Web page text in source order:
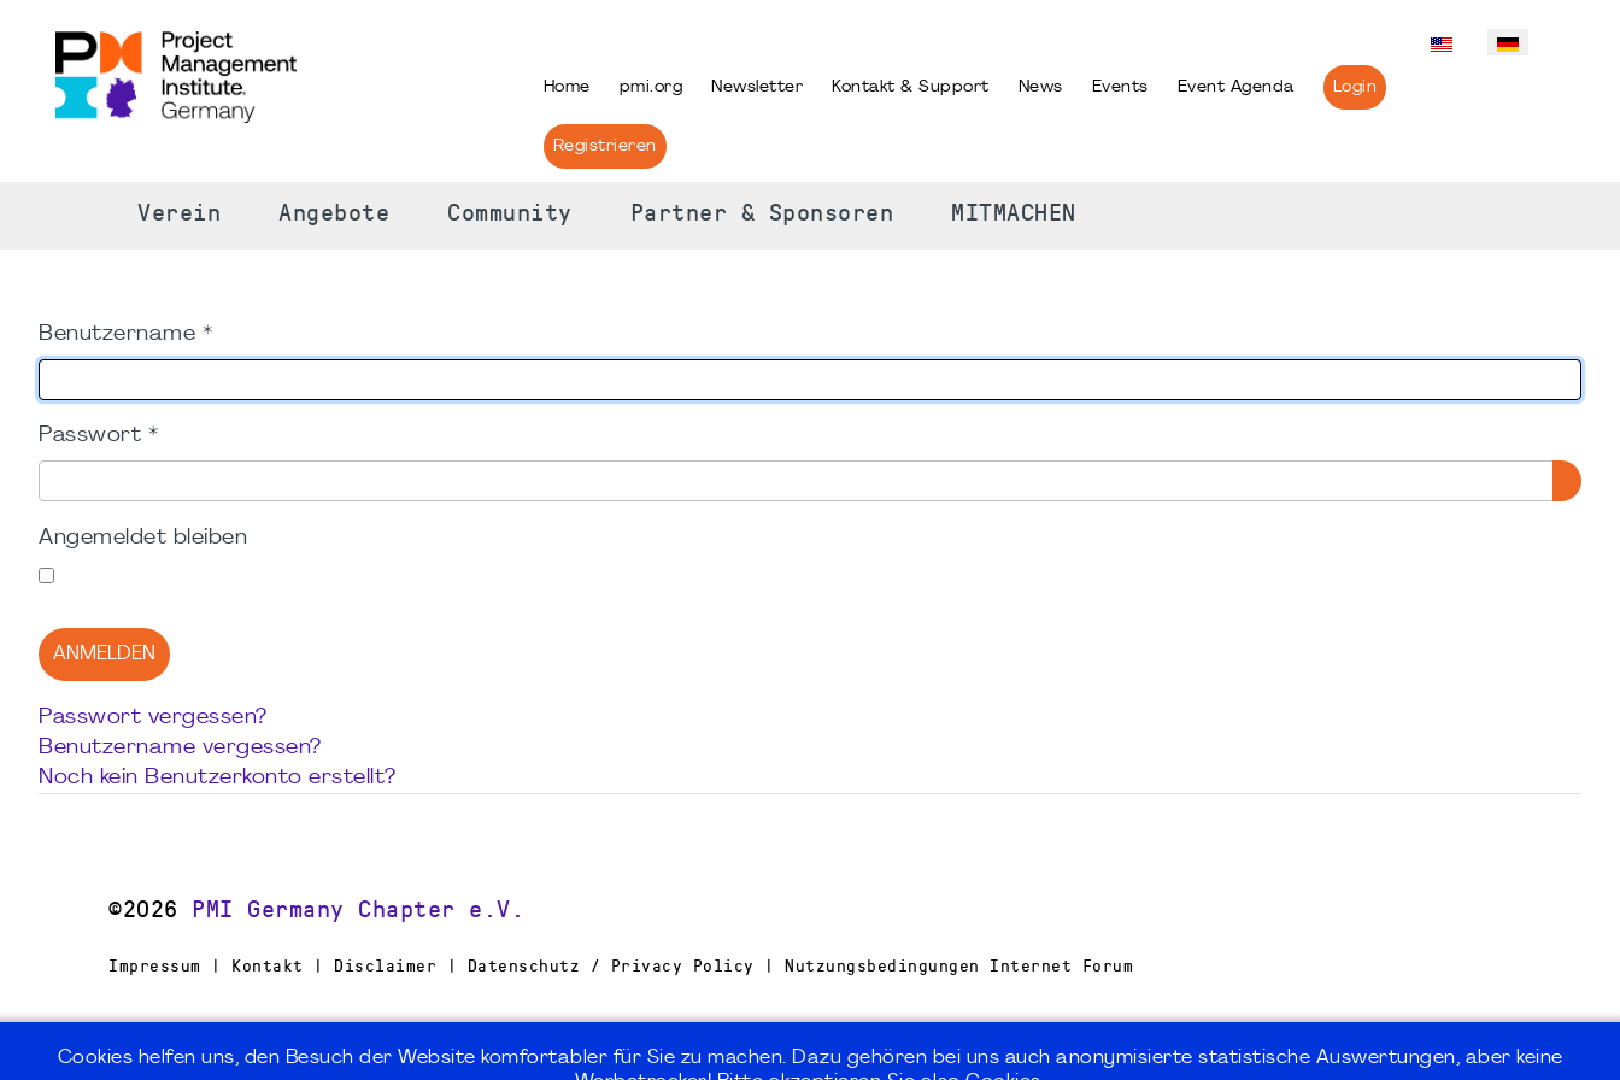
Home pmi.org Newsletter Kontakt & Support News Events Event Agenda Login
Registrieren
Verein Angebote Community Partner & Sponsoren MITMACHEN
Benutzername *
Passwort *
Angemeldet bleiben
ANMELDEN
Passwort vergessen?
Benutzername vergessen?
Noch kein Benutzerkonto erstellt?
©2026 PMI Germany Chapter e.V.
Impressum | Kontakt | Disclaimer | Datenschutz / Privacy Policy | Nutzungsbedingungen Internet Forum
Cookies helfen uns, den Besuch der Website komfortabler für Sie zu machen. Dazu gehören bei uns auch anonymisierte statistische Auswertungen, aber keine